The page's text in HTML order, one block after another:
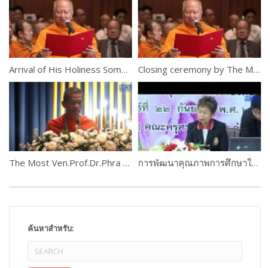
Arrival of His Holiness Somdet Phra Ariyavangsagatayana Closing ceremony by The Most Ven. Prof. Dr. Phra Brahmapundit
The Most Ven.Prof.Dr.Phra Rajapariyatkavi การพัฒนาคุณภาพการศึกษาในสถาบันศึกษา : ครูกับการประกันคุณภาพการศึกษา โดย ดร.นิทรา ฉิ่นไพศาล
ค้นหาสำหรับ: